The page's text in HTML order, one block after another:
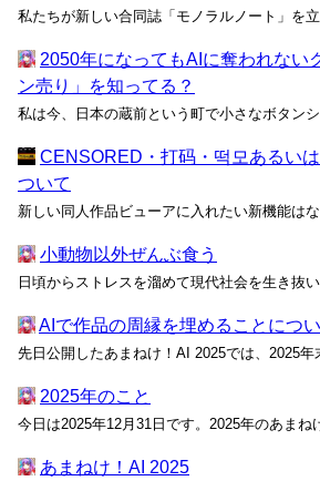
2050年になってもAIに奪われない
ン売り」を知ってる？
CENSORED・打码・떡모あるい
ついて
小動物以外ぜんぶ食う
AIで作品の周縁を埋めることにつ
2025年のこと
あまねけ！AI 2025